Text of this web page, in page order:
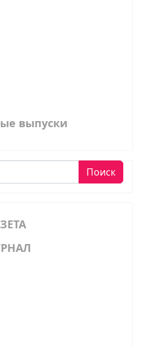
выпуски
Поиск